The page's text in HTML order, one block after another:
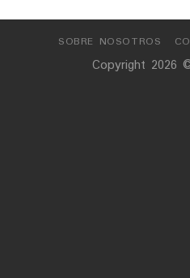
SOBRE NOSOTROS
Copyright 2026